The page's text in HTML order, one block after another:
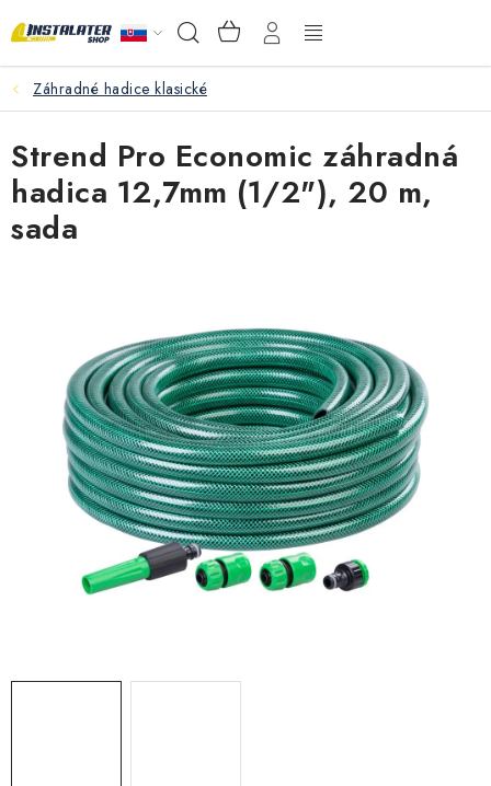
na
Hľadať NÁKUPNÝ
KOŠÍK
Ventily a armatúry
Meranie a regulácia
Kúrenie a chladenie
Komíny a dymovody
Filtrovanie a úprava vody
VEĽKOOBCHOD
AKO VYBRAŤ?
PREDAJŇA - RAKOVÁ
Záhradné hadice klasické
Strend Pro Economic záhradná
hadica 12,7mm (1/2"), 20 m,
sada